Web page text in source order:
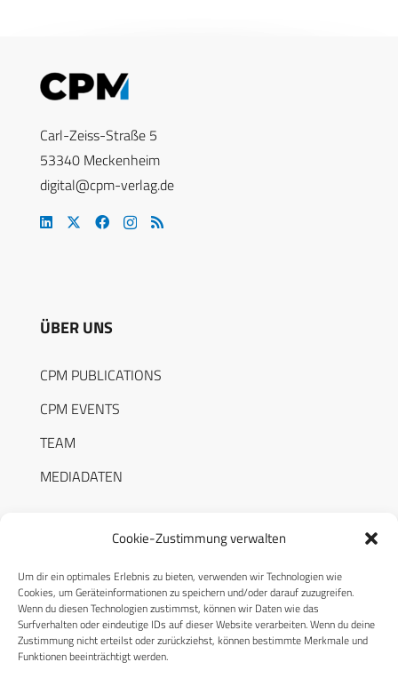
Cookie-Zustimmung verwalten
Um dir ein optimales Erlebnis zu bieten, verwenden wir Technologien wie
Cookies, um Geräteinformationen zu speichern und/oder darauf zuzugreifen.
Wenn du diesen Technologien zustimmst, können wir Daten wie das
Surfverhalten oder eindeutige IDs auf dieser Website verarbeiten. Wenn du deine
Zustimmung nicht erteilst oder zurückziehst, können bestimmte Merkmale und
Funktionen beeinträchtigt werden.
Carl-Zeiss-Straße 5
53340 Meckenheim
digital@cpm-verlag.de
ÜBER UNS
CPM PUBLICATIONS
CPM EVENTS
TEAM
MEDIADATEN
RECHTLICHES
Datenschutzerklärung
Cookie-Richtlinie (EU)